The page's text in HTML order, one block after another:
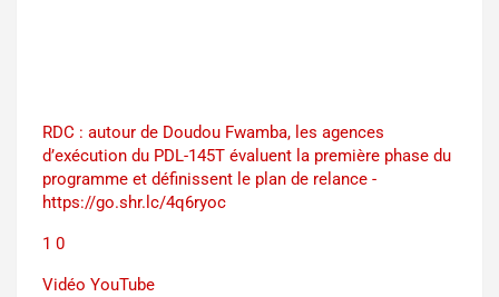
RDC : autour de Doudou Fwamba, les agences
d’exécution du PDL-145T évaluent la première phase du
programme et définissent le plan de relance -
https://go.shr.lc/4q6ryoc
1 0
Vidéo YouTube